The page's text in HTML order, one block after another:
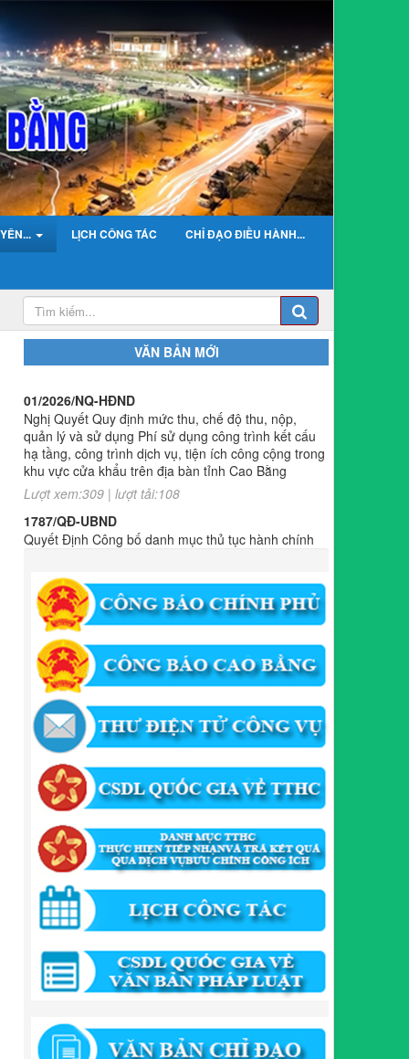
LỊCH CÔNG TÁC CHỈ ĐẠO ĐIỀU HÀNH...
VĂN BẢN MỚI
01/2026/NQ-HĐND
quản lý và sử dụng Phí sử dụng công trình kết cấu
hạ tầng, công trình dịch vụ, tiện ích công cộng trong
khu vực cửa khẩu trên địa bàn tỉnh Cao Bằng
Lượt xem:309 | lượt tải:108
1787/QĐ-UBND
Quyết Định Công bố danh mục thủ tục hành chính
sửa đổi, bổ sung, bãi bỏ trong lĩnh vực đầu tư theo
phương thức đối tác công tư; đấu thầu lựa chọn nhà
tỉnh CB
Lượt xem:301 | lượt tải:303
182/QĐ-BQLKKT
Quyết Định Công khai điều chỉnh, bổ sung Kế hoạch
vốn đầu tư công năm 2025
Lượt xem:453 | lượt tải:350
1174/QĐ-UBND
QUYẾT ĐỊNH Về việc công bố danh mục thủ tục HC
được sửa đổi,bổ sung và phê duyệt quy trình nội bộ
giải quyết TTHC trong lĩnh vực hoạt động xây dựng
theo quy định phân quyền,phân cấp,phân định thẩm
quyền thuộc phạm vi giải quyết của Ban QLKKT
Lượt xem:434 | lượt tải:524
346/QĐ-UBND
QUYẾT ĐỊNH Về việc phê duyệt quy trình nội bộ giải
quyết thủ tục hành chính trong lĩnh vực khu công
nghiệp, khu kinh tế thuộc thẩm quyền giải quyết của
Ban Quản lý Khu kinh tế tỉnh Cao Bằng
Lượt xem:511 | lượt tải:318
55/QĐ-BQLKKT
hoạch vốn đầu tư công năm 2025
Lượt xem:817 | lượt tải:420